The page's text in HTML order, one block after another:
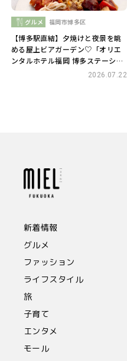
グルメ 福岡市博多区
【博多駅直結】夕焼けと夜景を眺
める屋上ビアガーデン♡「オリエ
ンタルホテル福岡 博多ステーショ
ン」｜120分食べ放題＆飲み放題
2026.07.22
新着情報
グルメ
ファッション
ライフスタイル
旅
子育て
エンタメ
モール